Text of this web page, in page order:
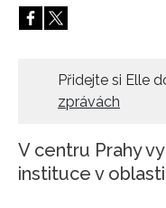
HOME
Přidejte si Elle
zprávách
V centru Prahy
instituce v